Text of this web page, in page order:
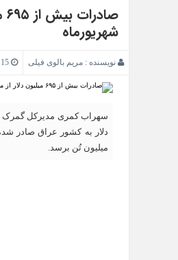
شهریورماه
نویسنده : مریم بالوی فیلی
دلار به کشور عراق صادر
میلیون تُن برسد.